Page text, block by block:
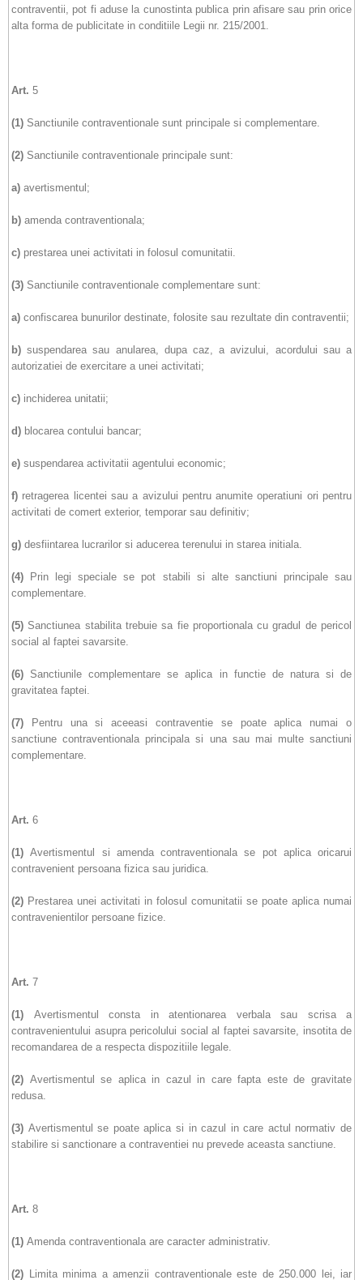
contraventii, pot fi aduse la cunostinta publica prin afisare sau prin orice
alta forma de publicitate in conditiile Legii nr. 215/2001.
Art. 5
(1) Sanctiunile contraventionale sunt principale si complementare.
(2) Sanctiunile contraventionale principale sunt:
a) avertismentul;
b) amenda contraventionala;
c) prestarea unei activitati in folosul comunitatii.
(3) Sanctiunile contraventionale complementare sunt:
a) confiscarea bunurilor destinate, folosite sau rezultate din contraventii;
b)suspendarea sau anularea, dupa caz, a avizului, acordului sau a
autorizatiei de exercitare a unei activitati;
c) inchiderea unitatii;
d) blocarea contului bancar;
e) suspendarea activitatii agentului economic;
f) retragerea licentei sau a avizului pentru anumite operatiuni ori pentru
activitati de comert exterior, temporar sau definitiv;
g) desfiintarea lucrarilor si aducerea terenului in starea initiala.
(4)
Prin legi speciale se pot stabili si alte sanctiuni principale sau
complementare.
(5) Sanctiunea stabilita trebuie sa fie proportionala cu gradul de pericol
social al faptei savarsite.
(6) Sanctiunile complementare se aplica in functie de natura si de
gravitatea faptei.
(7)
Pentru una si aceeasi contraventie se poate aplica numai o
sanctiune contraventionala principala si una sau mai multe sanctiuni
complementare.
Art. 6
(1)Avertismentul si amenda contraventionala se pot aplica oricarui
contravenient persoana fizica sau juridica.
(2) Prestarea unei activitati in folosul comunitatii se poate aplica numai
contravenientilor persoane fizice.
Art. 7
(1) Avertismentul consta in atentionarea verbala sau scrisa a
contravenientului asupra pericolului social al faptei savarsite, insotita de
recomandarea de a respecta dispozitiile legale.
(2) Avertismentul se aplica in cazul in care fapta este de gravitate
redusa.
(3) Avertismentul se poate aplica si in cazul in care actul normativ de
stabilire si sanctionare a contraventiei nu prevede aceasta sanctiune.
Art. 8
(1) Amenda contraventionala are caracter administrativ.
(2) Limita minima a amenzii contraventionale este de 250.000 lei, iar